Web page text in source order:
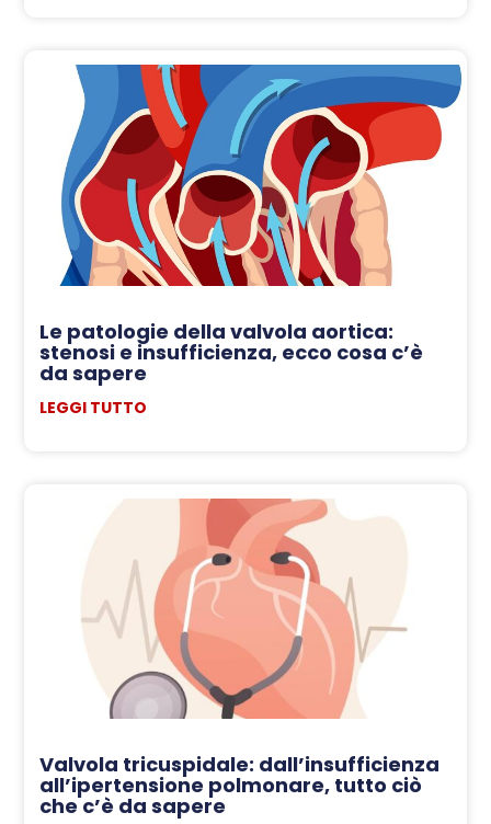
Le patologie della valvola aortica:
stenosi e insufficienza, ecco cosa c’è
da sapere
LEGGI TUTTO
Valvola tricuspidale: dall’insufficienza
all’ipertensione polmonare, tutto ciò
che c’è da sapere